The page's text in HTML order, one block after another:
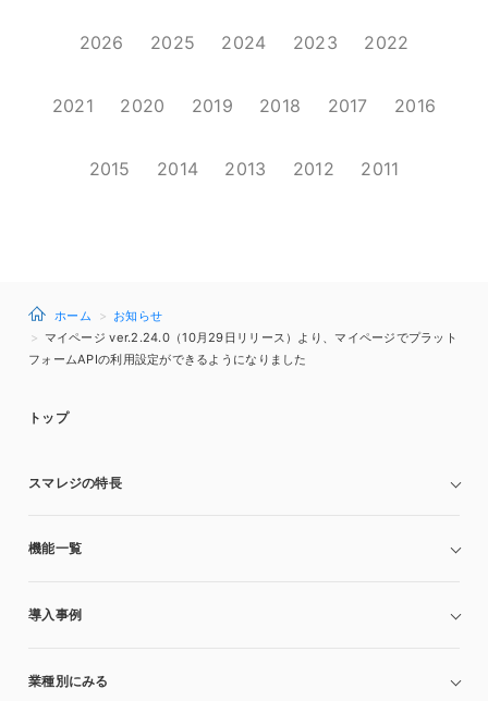
2026 2025 2024 2023 2022
2021 2020 2019 2018 2017 2016
2015 2014 2013 2012 2011
ホーム
お知らせ
マイページ ver.2.24.0（10月29日リリース）より、マイページでプラット
フォームAPIの利用設定ができるようになりました
トップ
スマレジの特長
機能一覧
導入事例
業種別にみる